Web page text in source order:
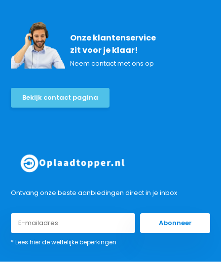
Onze klantenservice
zit voor je klaar!
Neem contact met ons op
Bekijk contact pagina
Ontvang onze beste aanbiedingen direct in je inbox
Abonneer
* Lees hier de wettelijke beperkingen